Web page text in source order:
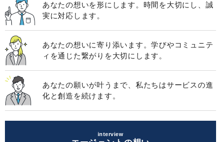
あなたの想いを形にします。時間を大切にし、誠
実に対応します。
あなたの想いに寄り添います。学びやコミュニテ
ィを通じた繋がりを大切にします。
あなたの願いが叶うまで、私たちはサービスの進
化と創造を続けます。
interview